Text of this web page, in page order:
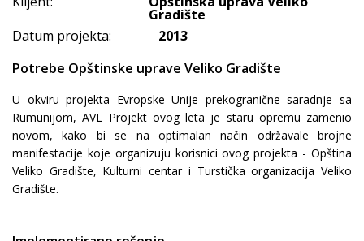
Gradište
Datum projekta:
2013
Potrebe Opštinske uprave Veliko Gradište
U okviru projekta Evropske Unije prekogranične saradnje sa
Rumunijom, AVL Projekt ovog leta je staru opremu zamenio
novom, kako bi se na optimalan način održavale brojne
manifestacije koje organizuju korisnici ovog projekta - Opština
Veliko Gradište, Kulturni centar i Turstička organizacija Veliko
Gradište.